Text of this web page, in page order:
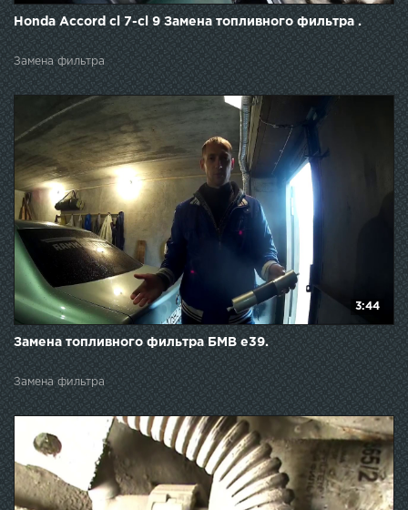
Honda Accord cl 7-cl 9 Замена топливного фильтра .
Замена фильтра
3:44
Замена топливного фильтра БМВ е39.
Замена фильтра